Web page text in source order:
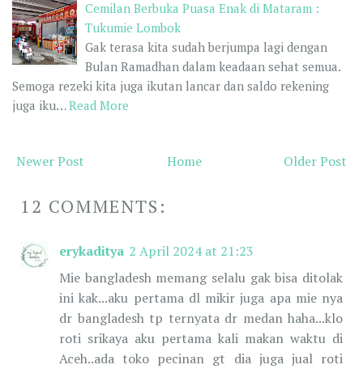
Cemilan Berbuka Puasa Enak di Mataram :
Tukumie Lombok
Gak terasa kita sudah berjumpa lagi dengan
Bulan Ramadhan dalam keadaan sehat semua.
Semoga rezeki kita juga ikutan lancar dan saldo rekening
juga iku… Read More
Newer Post Older Post
Home
12 COMMENTS:
erykaditya 2 April 2024 at 21:23
Mie bangladesh memang selalu gak bisa ditolak
ini kak...aku pertama dl mikir juga apa mie nya
dr bangladesh tp ternyata dr medan haha...klo
roti srikaya aku pertama kali makan waktu di
Aceh..ada toko pecinan gt dia juga jual roti